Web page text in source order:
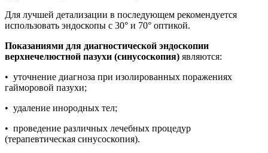
Для лучшей детализации в последующем рекомендуется
использовать эндоскопы с 30° и 70° оптикой.
Показаниями для диагностической эндоскопии
верхнечелюстной пазухи (синусоскопия) являются:
• уточнение диагноза при изолированных поражениях
гайморовой пазухи;
• удаление инородных тел;
• проведение различных лечебных процедур
(терапевтическая синусоскопия).